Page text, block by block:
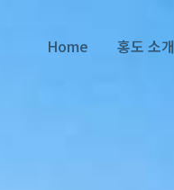
Home 홍도 소개